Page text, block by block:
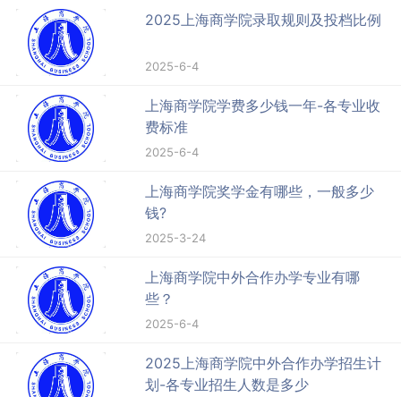
2025上海商学院录取规则及投档比例
2025-6-4
上海商学院学费多少钱一年-各专业收
费标准
2025-6-4
上海商学院奖学金有哪些，一般多少
钱?
2025-3-24
上海商学院中外合作办学专业有哪
些？
2025-6-4
2025上海商学院中外合作办学招生计
划-各专业招生人数是多少